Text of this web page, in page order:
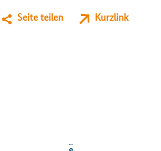
Seite teilen Kurzlink